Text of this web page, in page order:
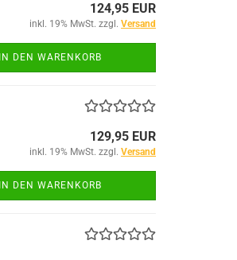
124,95 EUR
inkl. 19% MwSt. zzgl. Versand
IN DEN WARENKORB
129,95 EUR
inkl. 19% MwSt. zzgl. Versand
IN DEN WARENKORB